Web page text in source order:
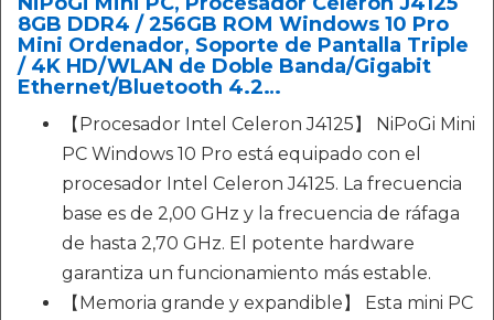
8GB DDR4 / 256GB ROM Windows 10 Pro
Mini Ordenador, Soporte de Pantalla Triple
/ 4K HD/WLAN de Doble Banda/Gigabit
Ethernet/Bluetooth 4.2…
【Procesador Intel Celeron J4125】 NiPoGi Mini
PC Windows 10 Pro está equipado con el
procesador Intel Celeron J4125. La frecuencia
base es de 2,00 GHz y la frecuencia de ráfaga
de hasta 2,70 GHz. El potente hardware
garantiza un funcionamiento más estable.
【Memoria grande y expandible】 Esta mini PC